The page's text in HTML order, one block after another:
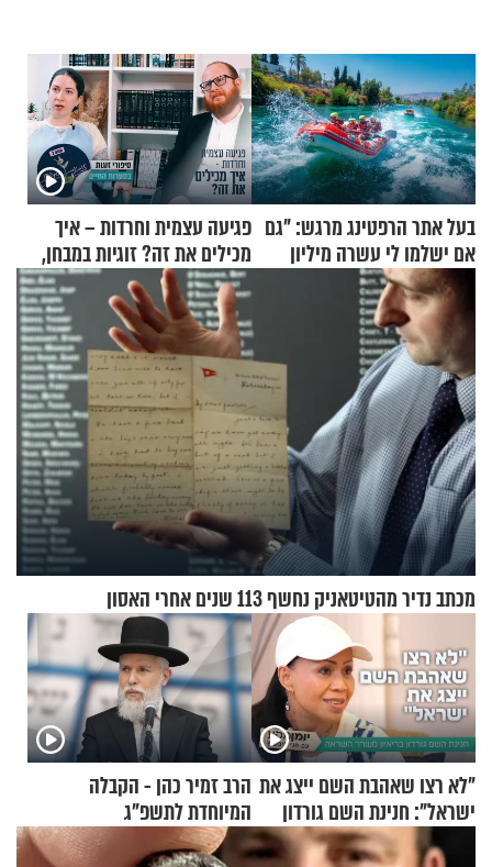
בעל אתר הרפטינג מרגש: "גם
אם ישלמו לי עשרה מיליון
שקלים - לא אפתח בשבת"
פגיעה עצמית וחרדות – איך
מכילים את זה? זוגיות במבחן,
הפעם עם יהודית ואלתר כהן
מכתב נדיר מהטיטאניק נחשף 113 שנים אחרי האסון
"לא רצו שאהבת השם ייצג את
ישראל": חנינת השם גורדון
בריאיון מעורר השראה
הרב זמיר כהן - הקבלה
המיוחדת לתשפ"ג